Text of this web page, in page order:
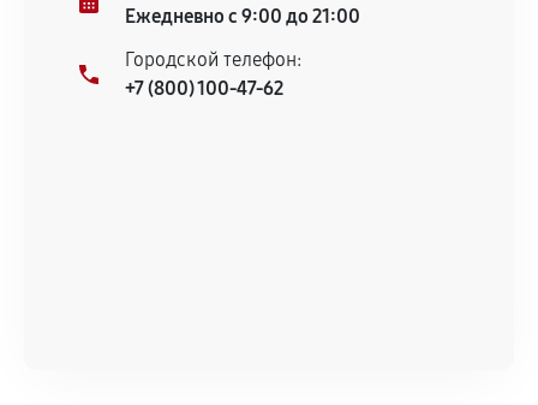
Ежедневно с 9:00 до 21:00
Городской телефон:
+7 (800) 100-47-62